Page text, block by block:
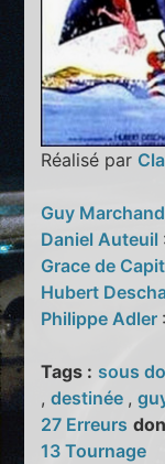
Réalisé par
Guy Marchand
Daniel Auteuil
Grace de
Hubert
Philippe Adler
Tags : sous
,destinée ,
27 Erreurs
13 Tournage